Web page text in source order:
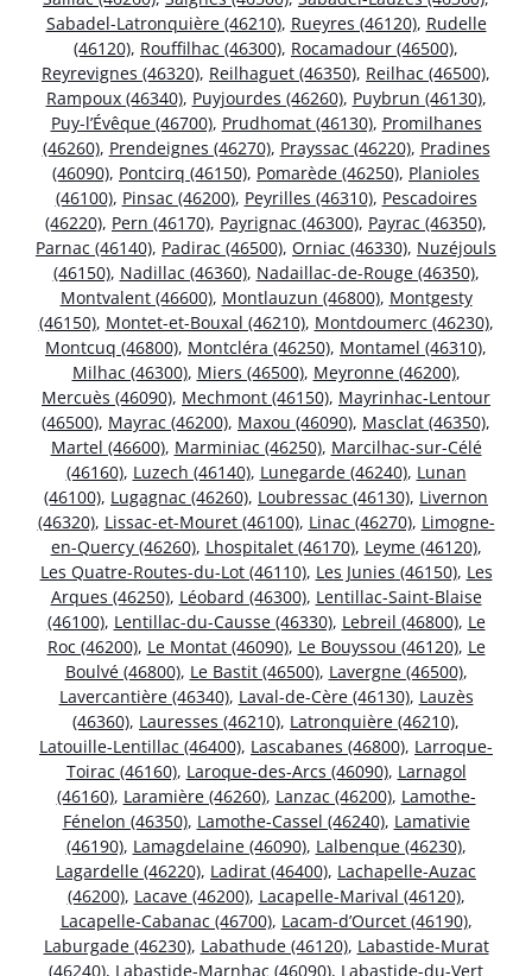
Sabadel-Latronquière (46210), Rueyres (46120), Rudelle
(46120), Rouffilhac (46300), Rocamadour (46500),
Reyrevignes (46320), Reilhaguet (46350), Reilhac (46500),
Rampoux (46340), Puyjourdes (46260), Puybrun (46130),
Puy-l’Évêque (46700), Prudhomat (46130), Promilhanes
(46260), Prendeignes (46270), Prayssac (46220), Pradines
(46090), Pontcirq (46150), Pomarède (46250), Planioles
(46100), Pinsac (46200), Peyrilles (46310), Pescadoires
(46220), Pern (46170), Payrignac (46300), Payrac (46350),
Parnac (46140), Padirac (46500), Orniac (46330), Nuzéjouls
(46150), Nadillac (46360), Nadaillac-de-Rouge (46350),
Montvalent (46600), Montlauzun (46800), Montgesty
(46150), Montet-et-Bouxal (46210), Montdoumerc (46230),
Montcuq (46800), Montcléra (46250), Montamel (46310),
Milhac (46300), Miers (46500), Meyronne (46200),
Mercuès (46090), Mechmont (46150), Mayrinhac-Lentour
(46500), Mayrac (46200), Maxou (46090), Masclat (46350),
Martel (46600), Marminiac (46250), Marcilhac-sur-Célé
(46160), Luzech (46140), Lunegarde (46240), Lunan
(46100), Lugagnac (46260), Loubressac (46130), Livernon
(46320), Lissac-et-Mouret (46100), Linac (46270), Limogne-
en-Quercy (46260), Lhospitalet (46170), Leyme (46120),
Les Quatre-Routes-du-Lot (46110), Les Junies (46150), Les
Arques (46250), Léobard (46300), Lentillac-Saint-Blaise
(46100), Lentillac-du-Causse (46330), Lebreil (46800), Le
Roc (46200), Le Montat (46090), Le Bouyssou (46120), Le
Boulvé (46800), Le Bastit (46500), Lavergne (46500),
Lavercantière (46340), Laval-de-Cère (46130), Lauzès
(46360), Lauresses (46210), Latronquière (46210),
Latouille-Lentillac (46400), Lascabanes (46800), Larroque-
Toirac (46160), Laroque-des-Arcs (46090), Larnagol
(46160), Laramière (46260), Lanzac (46200), Lamothe-
Fénelon (46350), Lamothe-Cassel (46240), Lamativie
(46190), Lamagdelaine (46090), Lalbenque (46230),
Lagardelle (46220), Ladirat (46400), Lachapelle-Auzac
(46200), Lacave (46200), Lacapelle-Marival (46120),
Lacapelle-Cabanac (46700), Lacam-d’Ourcet (46190),
Laburgade (46230), Labathude (46120), Labastide-Murat
(46240), Labastide-Marnhac (46090), Labastide-du-Vert